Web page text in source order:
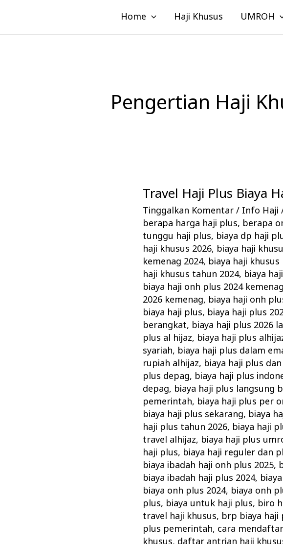
konten
Home Haji Khusus UMROH
Pengertian Haji
Travel Haji Plus Biaya
Tinggalkan Komentar / Info Haji
berapa harga haji plus, berapa
tunggu haji plus, biaya dp haji
haji khusus 2026, biaya haji
kemenag 2024, biaya haji khusus
haji khusus tahun 2024, biaya
biaya haji onh plus 2024
2026 kemenag, biaya haji onh
biaya haji plus, biaya haji plus
berangkat, biaya haji plus 2026
plus al hijaz, biaya haji plus
syariah, biaya haji plus dalam
rupiah alhijaz, biaya haji plus
plus depag, biaya haji plus
depag, biaya haji plus langsung
pemerintah, biaya haji plus per
biaya haji plus sekarang, biaya
haji plus tahun 2026, biaya haji
travel alhijaz, biaya haji plus
haji plus, biaya haji reguler dan
biaya ibadah haji onh plus 2025,
biaya ibadah haji plus 2024,
biaya onh plus 2024, biaya onh
plus, biaya untuk haji plus, biro
travel haji khusus, brp biaya haji
plus pemerintah, cara
Travel
Haji
Plus
Biaya
Haji
Khusus
Terbaik
Terpercaya